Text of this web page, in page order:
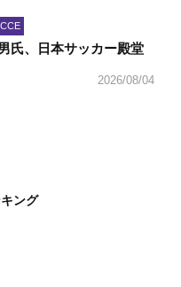
氏、日本サッカー殿堂
2026/08/04
ング